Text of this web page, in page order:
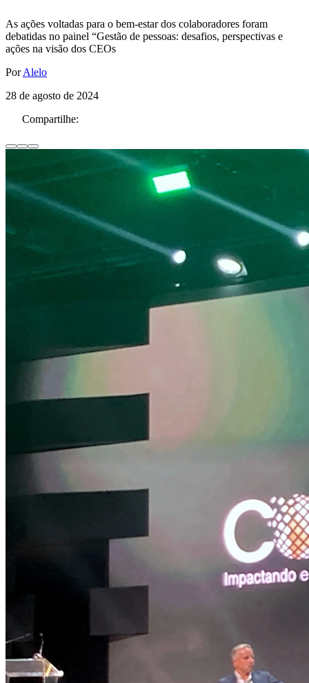
As ações voltadas para o bem-estar dos colaboradores foram
debatidas no painel “Gestão de pessoas: desafios, perspectivas e
ações na visão dos CEOs
PorAlelo
28 de agosto de 2024
Compartilhe: